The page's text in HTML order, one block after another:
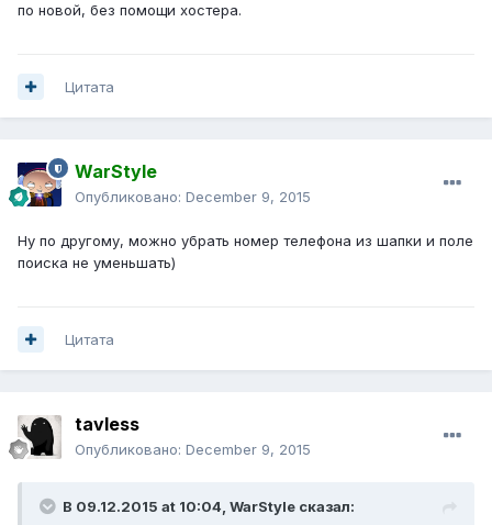
по новой, без помощи хостера.
Цитата
WarStyle
Опубликовано: December 9, 2015
Ну по другому, можно убрать номер телефона из шапки и поле
поиска не уменьшать)
Цитата
tavless
Опубликовано: December 9, 2015
В 09.12.2015 at 10:04, WarStyle сказал: